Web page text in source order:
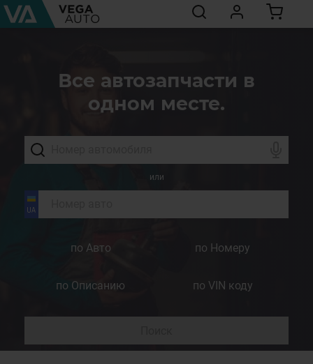
Все автозапчасти в
одном месте.
или
по Авто по Номеру
по Описанию по VIN коду